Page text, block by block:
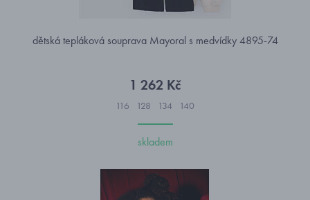
dětská tepláková souprava Mayoral s medvídky 4895-74
1 262 Kč
116 128 134 140
skladem